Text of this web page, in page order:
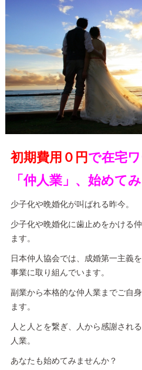
初期費用０円 で在宅
「仲人業」、始めて
少子化や晩婚化が叫ばれる昨今。
少子化や晩婚化に歯止めをかける
ます。
日本仲人協会では、成婚第一主義
事業に取り組んでいます。
副業から本格的な仲人業までご自
ます。
人と人とを繋ぎ、人から感謝され
人業。
あなたも始めてみませんか？